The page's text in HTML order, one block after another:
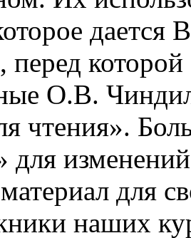
дается
перед
О.В.
чтения».
для
материал для
наших